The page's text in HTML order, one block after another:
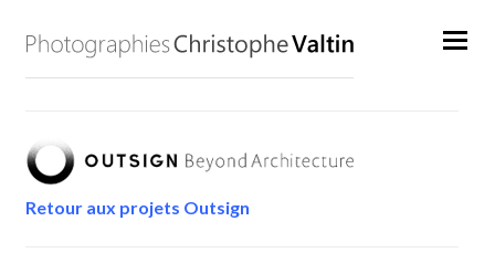
Retour aux projets Outsign